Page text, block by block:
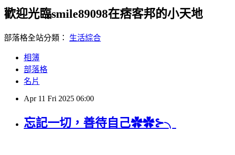
歡迎光臨smile89098在痞客邦的小天地
部落格全站分類： 生活綜合
相簿
部落格
名片
Apr 11 Fri 2025 06:00
忘記一切，善待自己✿✿⊱╮